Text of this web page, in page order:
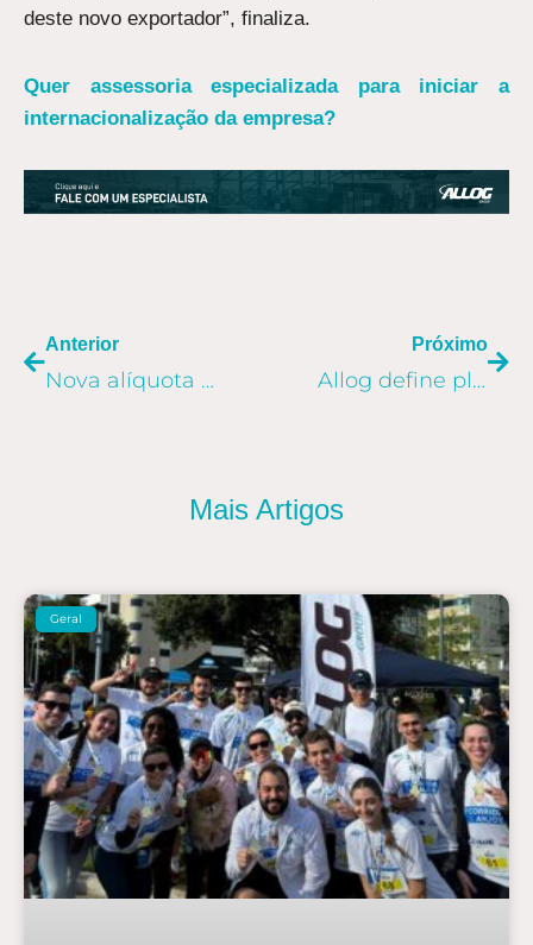
deste novo exportador”, finaliza.
Quer assessoria especializada para iniciar a
internacionalização da empresa?
Anterior
Nova alíquota de importação deve impulsionar mercado de brinquedos em 2021
Próximo
Allog define planejamento estratégico até 2031 e dá início às comemorações dos 20 anos da empresa
Mais Artigos
Geral